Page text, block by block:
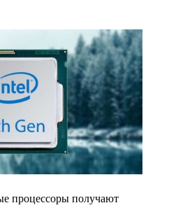
процессоры получают